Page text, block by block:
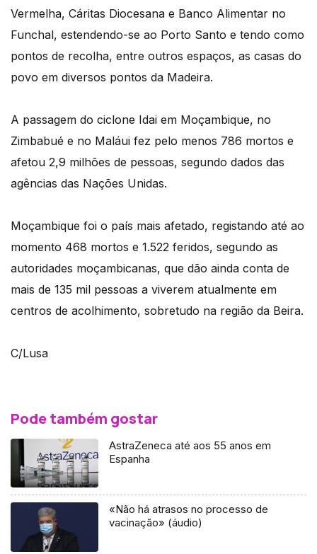
Vermelha, Cáritas Diocesana e Banco Alimentar no
Funchal, estendendo-se ao Porto Santo e tendo como
pontos de recolha, entre outros espaços, as casas do
povo em diversos pontos da Madeira.
A passagem do ciclone Idai em Moçambique, no
Zimbabué e no Maláui fez pelo menos 786 mortos e
afetou 2,9 milhões de pessoas, segundo dados das
agências das Nações Unidas.
Moçambique foi o país mais afetado, registando até ao
momento 468 mortos e 1.522 feridos, segundo as
autoridades moçambicanas, que dão ainda conta de
mais de 135 mil pessoas a viverem atualmente em
centros de acolhimento, sobretudo na região da Beira.
C/Lusa
Pode também gostar
AstraZeneca até aos 55 anos em
Espanha
«Não há atrasos no processo de
vacinação» (áudio)